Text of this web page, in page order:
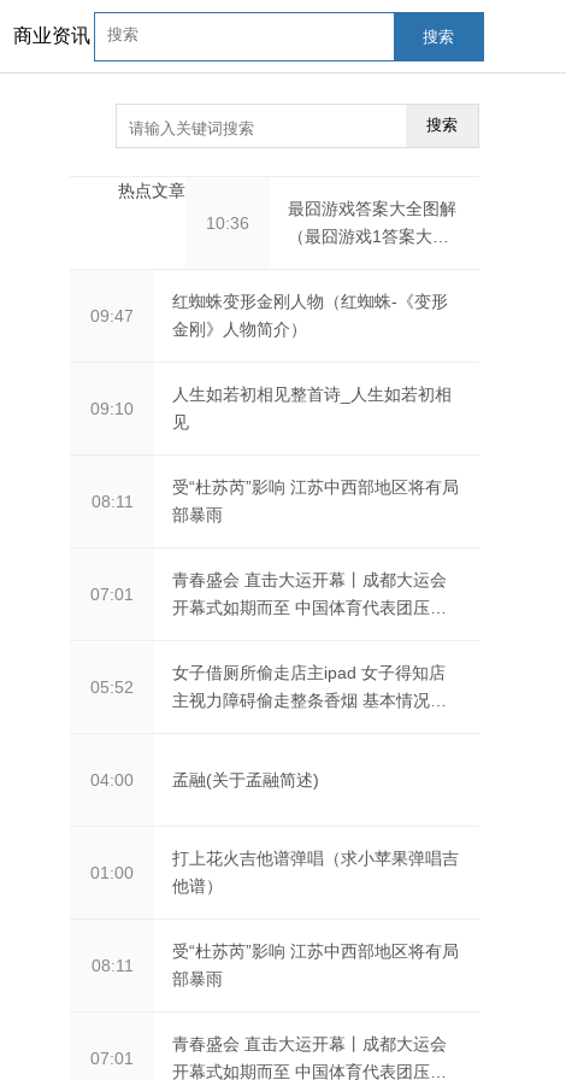
商业资讯 搜索
搜索
热点文章
10:36
最囧游戏答案大全图解
（最囧游戏1答案大
09:47
红蜘蛛变形金刚人物（红蜘蛛-《变形
金刚》人物简介）
09:10
人生如若初相见整首诗_人生如若初相
见
08:11
受“杜苏芮”影响 江苏中西部地区将有局
部暴雨
07:01
青春盛会 直击大运开幕丨成都大运会
开幕式如期而至 中国体育代表团压轴
05:52
女子借厕所偷走店主ipad 女子得知店
主视力障碍偷走整条香烟 基本情况讲
04:00 孟融(关于孟融简述)
01:00
打上花火吉他谱弹唱（求小苹果弹唱吉
他谱）
08:11
受“杜苏芮”影响 江苏中西部地区将有局
部暴雨
07:01
青春盛会 直击大运开幕丨成都大运会
开幕式如期而至 中国体育代表团压轴